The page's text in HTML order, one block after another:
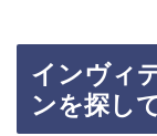
インヴィ
ンを探し